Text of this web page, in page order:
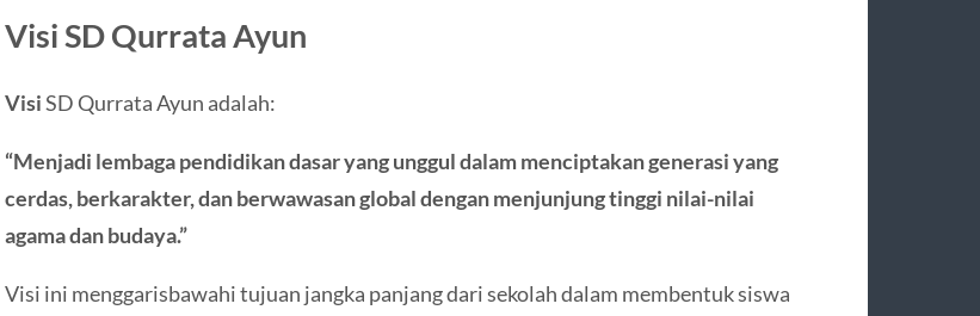
Visi SD Qurrata Ayun
VisiSD Qurrata Ayun adalah:
“Menjadi lembaga pendidikan dasar yang unggul dalam menciptakan generasi yang
cerdas, berkarakter, dan berwawasan global dengan menjunjung tinggi nilai-nilai
agama dan budaya.”
Visi ini menggarisbawahi tujuan jangka panjang dari sekolah dalam membentuk siswa